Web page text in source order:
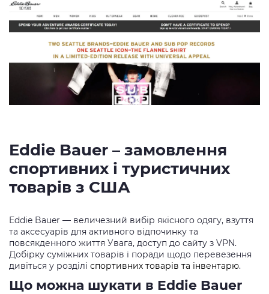
Eddie Bauer – замовлення
спортивних і туристичних
товарів з США
Eddie Bauer — величезний вибір якісного одягу, взуття
та аксесуарів для активного відпочинку та
повсякденного життя Увага, доступ до сайту з VPN.
Добірку суміжних товарів і поради щодо перевезення
дивіться у розділі спортивних товарів та інвентарю.
Що можна шукати в Eddie Bauer